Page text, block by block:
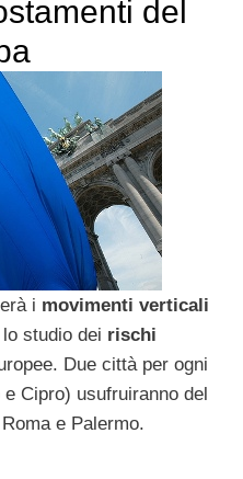
del
i movimenti verticali
studio dei rischi
Due città per ogni
Cipro) usufruiranno del
e Palermo.